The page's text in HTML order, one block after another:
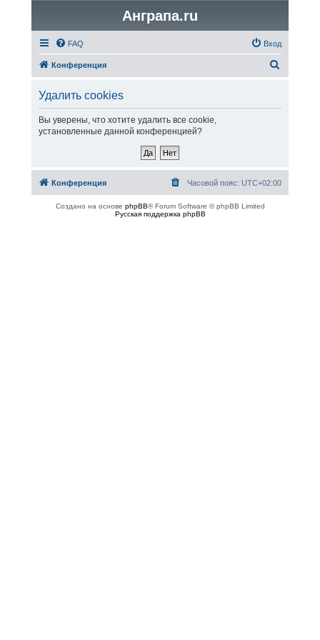
Анграпа.ru
FAQ Вход
Конференция
Удалить cookies
Вы уверены, что хотите удалить все cookie,
установленные данной конференцией?
Конференция Часовой пояс: UTC+02:00
Создано на основе phpBB® Forum Software © phpBB Limited
Русская поддержка phpBB